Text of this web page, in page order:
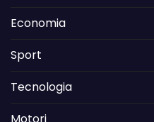
Economia
Sport
Tecnologia